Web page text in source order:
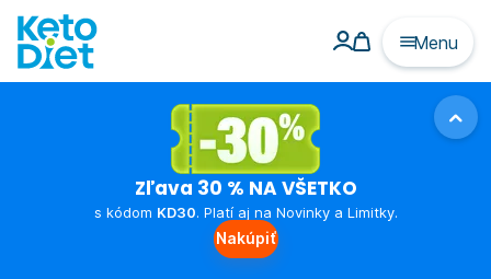
Menu
Zľava 30 % NA VŠETKO
s kódom KD30. Platí aj na Novinky a Limitky.
Nakúpiť